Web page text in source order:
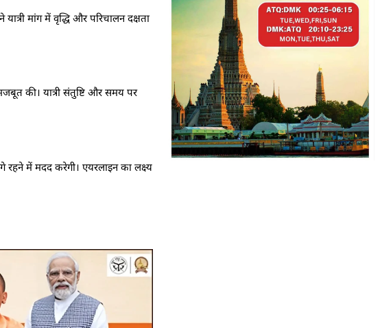
मांग में वृद्धि और परिचालन दक्षता
की। यात्री संतुष्टि और समय पर
में मदद करेगी। एयरलाइन का लक्ष्य